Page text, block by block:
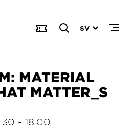
SV
MATERIAL
MATTER_S
- 18.00